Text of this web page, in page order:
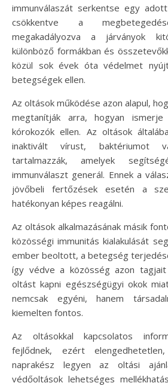
immunválaszát serkentse egy
csökkentve a
megakadályozva a járványok
különböző formákban és
közül sok évek óta védelmet
betegségek ellen.
Az oltások működése azon alapul,
megtanítják arra, hogyan
kórokozók ellen. Az oltások
inaktivált vírust, baktériumot
tartalmazzák, amelyek
immunválaszt generál. Ennek a
jövőbeli fertőzések esetén a
hatékonyan képes reagálni.
Az oltások alkalmazásának másik
közösségi immunitás kialakulását
ember beoltott, a betegség
így védve a közösség azon
oltást kapni egészségügyi okok
nemcsak egyéni, hanem
kiemelten fontos.
Az oltásokkal kapcsolatos
fejlődnek, ezért
naprakész legyen az oltási
védőoltások lehetséges